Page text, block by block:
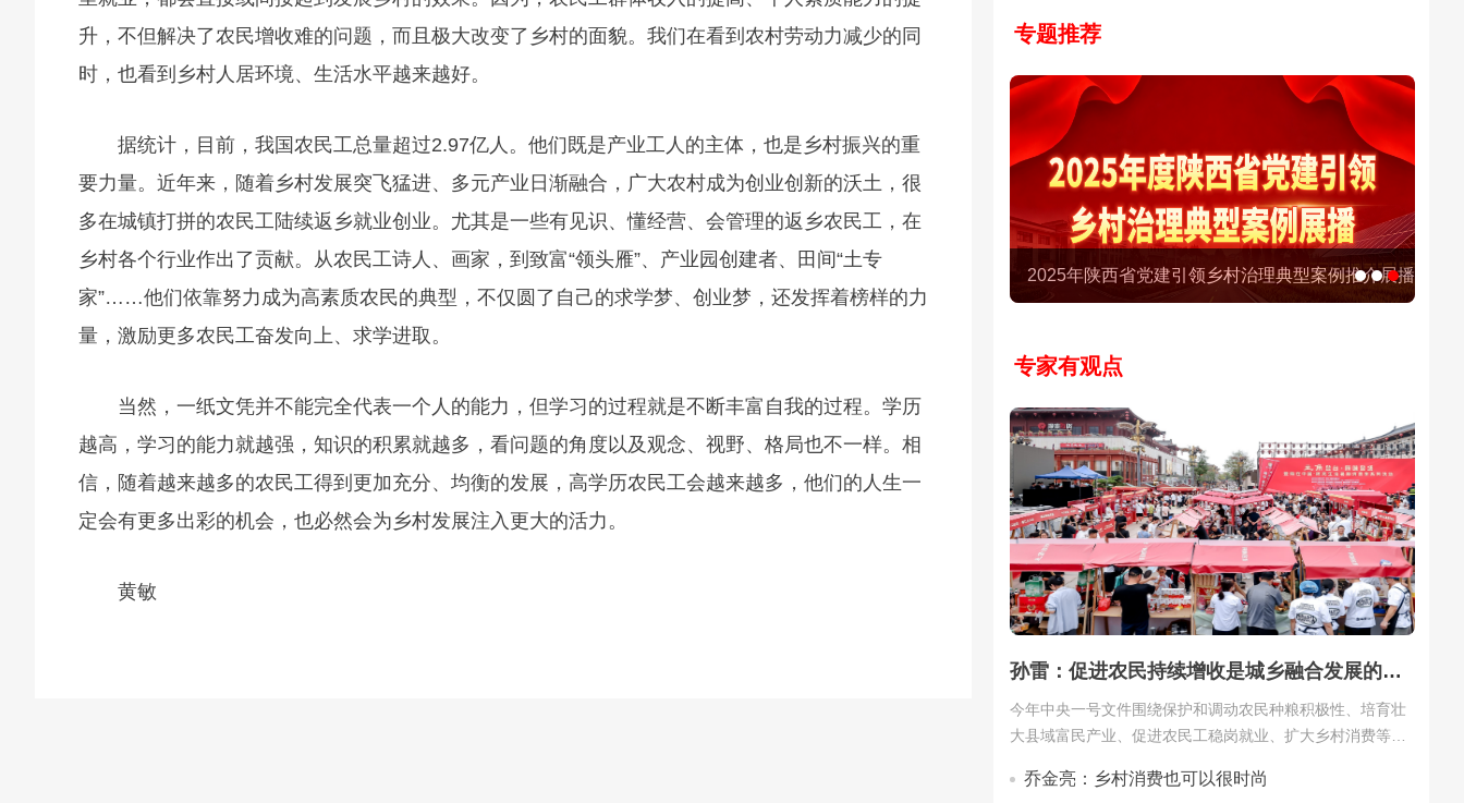
升，不但解决了农民增收难的问题，而且极大改变了乡村的面貌。我们在看到农村劳动力减少的同
时，也看到乡村人居环境、生活水平越来越好。
据统计，目前，我国农民工总量超过2.97亿人。他们既是产业工人的主体，也是乡村振兴的重
要力量。近年来，随着乡村发展突飞猛进、多元产业日渐融合，广大农村成为创业创新的沃土，很
多在城镇打拼的农民工陆续返乡就业创业。尤其是一些有见识、懂经营、会管理的返乡农民工，在
乡村各个行业作出了贡献。从农民工诗人、画家，到致富“领头雁”、产业园创建者、田间“土专
家”……他们依靠努力成为高素质农民的典型，不仅圆了自己的求学梦、创业梦，还发挥着榜样的力
量，激励更多农民工奋发向上、求学进取。
当然，一纸文凭并不能完全代表一个人的能力，但学习的过程就是不断丰富自我的过程。学历
越高，学习的能力就越强，知识的积累就越多，看问题的角度以及观念、视野、格局也不一样。相
信，随着越来越多的农民工得到更加充分、均衡的发展，高学历农民工会越来越多，他们的人生一
定会有更多出彩的机会，也必然会为乡村发展注入更大的活力。
黄敏
专题推荐
2026“陕西好粮油”北京推介活动
专家有观点
孙雷：促进农民持续增收是城乡融合发展的中心环节
今年中央一号文件围绕保护和调动农民种粮积极性、培育壮
大县域富民产业、促进农民工稳岗就业、扩大乡村消费等方
农”工作吹响了新号角。[详细]
乔金亮：乡村消费也可以很时尚